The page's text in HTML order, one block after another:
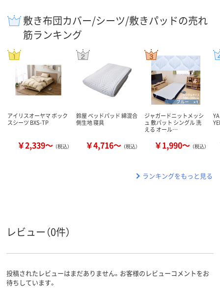
敷き布団カバー/シーツ/敷きパッドの売れ
筋ランキング
アイリスオーヤマ ボック
スシーツ BXS-TP
￥2,339～ （税込）
鈴屋 ベッドパッド 綿混合
側生地 寝具
￥4,716～ （税込）
ジャガードニットメッシ
ュ 敷パット シングル 洗
える オール…
￥1,990～ （税込）
ランキングをもっと見る
レビュー（0件）
投稿されたレビューはまだありません。お客様のレビューコメントをお
待ちしています。